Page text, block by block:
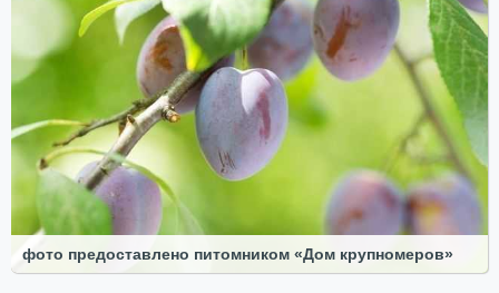
фото предоставлено питомником «Дом крупномеров»